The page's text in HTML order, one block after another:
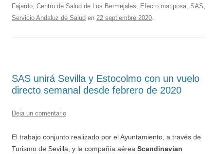
Fajardo, Centro de Salud de Los Bermejales, Efecto mariposa, SAS,
Servicio Andaluz de Salud en 22 septiembre 2020.
SAS unirá Sevilla y Estocolmo con un vuelo
directo semanal desde febrero de 2020
Deja un comentario
El trabajo conjunto realizado por el Ayuntamiento, a través de
Turismo de Sevilla, y la compañía aérea Scandinavian